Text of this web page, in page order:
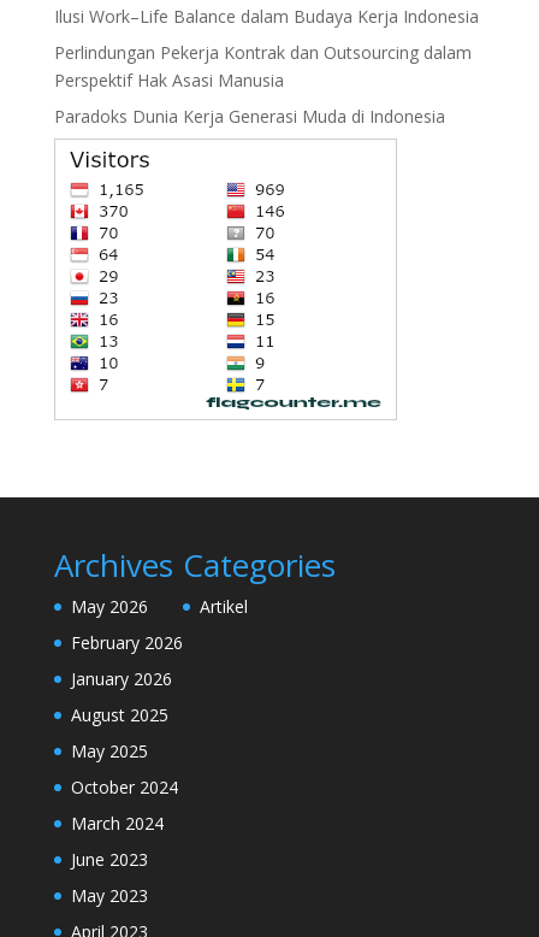
Ilusi Work–Life Balance dalam Budaya Kerja Indonesia
Perlindungan Pekerja Kontrak dan Outsourcing dalam
Perspektif Hak Asasi Manusia
Paradoks Dunia Kerja Generasi Muda di Indonesia
Archives
May 2026
February 2026
January 2026
August 2025
May 2025
October 2024
March 2024
June 2023
May 2023
April 2023
Categories
Artikel